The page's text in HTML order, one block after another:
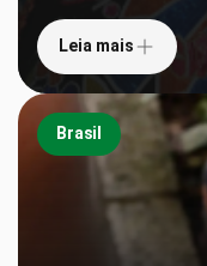
Leia mais
Brasil